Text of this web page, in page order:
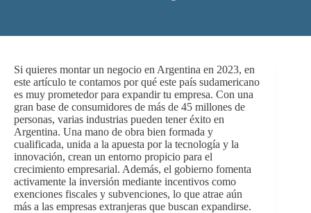
Si quieres montar un negocio en Argentina en 2023, en
este artículo te contamos por qué este país sudamericano
es muy prometedor para expandir tu empresa. Con una
gran base de consumidores de más de 45 millones de
personas, varias industrias pueden tener éxito en
Argentina. Una mano de obra bien formada y
cualificada, unida a la apuesta por la tecnología y la
innovación, crean un entorno propicio para el
crecimiento empresarial. Además, el gobierno fomenta
activamente la inversión mediante incentivos como
exenciones fiscales y subvenciones, lo que atrae aún
más a las empresas extranjeras que buscan expandirse.